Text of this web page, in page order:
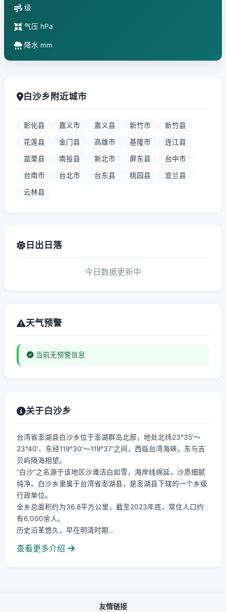
级
气压 hPa
降水 mm
白沙乡附近城市
彰化县 嘉义市 嘉义县 新竹市 新竹县
花莲县 金门县 高雄市 基隆市 连江县
苗栗县 南投县 新北市 屏东县 台中市
台南市 台北市 台东县 桃园县 宜兰县
云林县
日出日落
今日数据更新中
天气预警
当前无预警信息
关于白沙乡
台湾省澎湖县白沙乡位于澎湖群岛北部，地处北纬23°35′～
23°40′、东经119°30′～119°37′之间，西临台湾海峡，东与吉
贝屿隔海相望。
“白沙”之名源于该地区沙滩洁白如雪，海岸线绵延，沙质细腻
纯净。白沙乡隶属于台湾省澎湖县，是澎湖县下辖的一个乡级
行政单位。
全乡总面积约为36.8平方公里，截至2023年底，常住人口约
有6,000余人。
历史沿革悠久，早在明清时期...
查看更多介绍
友情链接